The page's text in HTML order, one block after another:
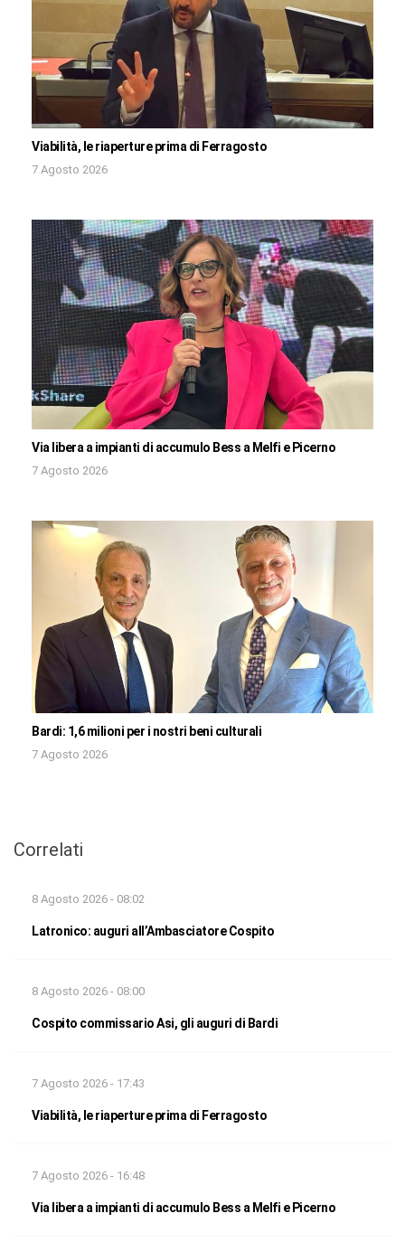
Viabilità, le riaperture prima di Ferragosto
7 Agosto 2026
Via libera a impianti di accumulo Bess a Melfi e Picerno
7 Agosto 2026
Bardi: 1,6 milioni per i nostri beni culturali
7 Agosto 2026
Correlati
8 Agosto 2026 - 08:02
Latronico: auguri all’Ambasciatore Cospito
8 Agosto 2026 - 08:00
Cospito commissario Asi, gli auguri di Bardi
7 Agosto 2026 - 17:43
Viabilità, le riaperture prima di Ferragosto
7 Agosto 2026 - 16:48
Via libera a impianti di accumulo Bess a Melfi e Picerno